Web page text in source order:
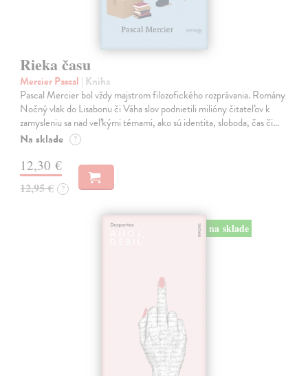
Rieka času
Mercier Pascal | Kniha
Pascal Mercier bol vždy majstrom filozofického rozprávania. Romány
Nočný vlak do Lisabonu či Váha slov podnietili milióny čitateľov k
zamysleniu sa nad veľkými témami, ako sú identita, sloboda, čas či…
Na sklade ?
12,30 €
12,95 € ?
na sklade